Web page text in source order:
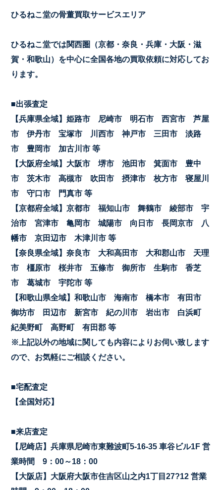
ひるねこ堂の骨董買取サービスエリア
ひるねこ堂では関西圏（京都・奈良・兵庫・大阪・滋
賀・和歌山）を中心に全国各地の買取依頼に対応してお
ります。
■出張査定
【兵庫県全域】姫路市 尼崎市 明石市 西宮市 芦屋
市 伊丹市 宝塚市 川西市 神戸市 三田市 淡路
市 豊岡市 加古川市 等
【大阪府全域】大阪市 堺市 池田市 箕面市 豊中
市 茨木市 高槻市 吹田市 摂津市 枚方市 寝屋川
市 守口市 門真市 等
【京都府全域】京都市 福知山市 舞鶴市 綾部市 宇
治市 宮津市 亀岡市 城陽市 向日市 長岡京市 八
幡市 京田辺市 木津川市 等
【奈良県全域】奈良市 大和高田市 大和郡山市 天理
市 橿原市 桜井市 五條市 御所市 生駒市 香芝
市 葛城市 宇陀市 等
【和歌山県全域】和歌山市 海南市 橋本市 有田市
御坊市 田辺市 新宮市 紀の川市 岩出市 白浜町
紀美野町 高野町 有田郡 等
※上記以外の地域に関しても内容によりお伺い致します
ので、お気軽にご相談ください。
■宅配査定
【全国対応】
■来店査定
【尼崎店】兵庫県尼崎市東難波町5-16-35 車谷ビル1F 営
業時間 9：00～18：00
【大阪店】大阪府大阪市住吉区山之内1丁目27?12 営業